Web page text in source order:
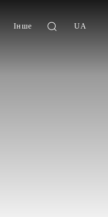
Інше UA